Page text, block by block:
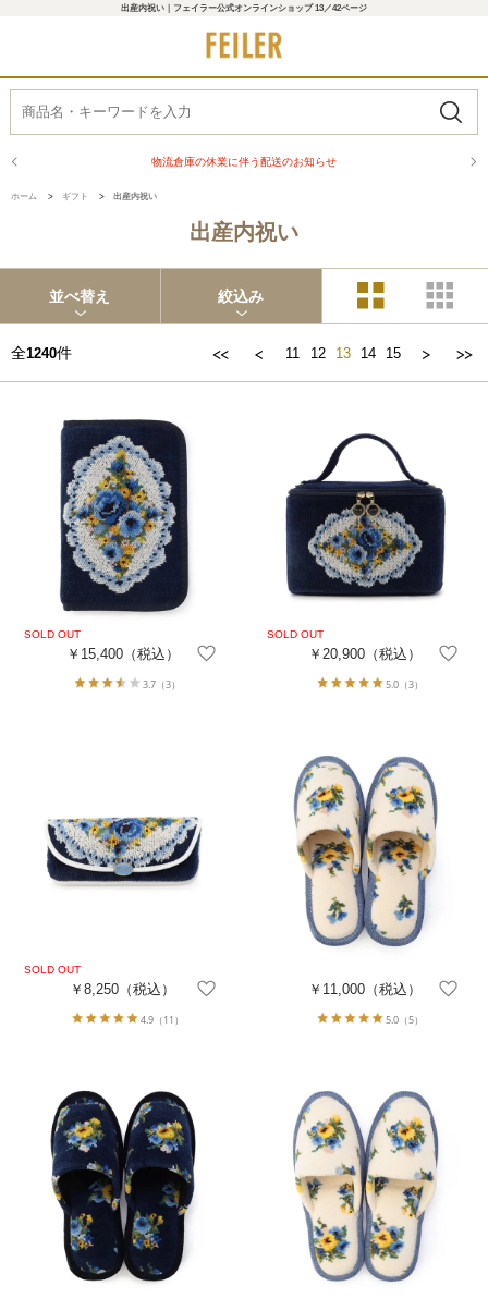
出産内祝い｜フェイラー公式オンラインショップ 13／42ページ
商品配送に関するお知らせ
ホーム > ギフト > 出産内祝い
出産内祝い
並べ替え 絞込み
全1240件 11 12 13 14 15
￥15,400（税込）
3.7 （3）
￥20,900 （税込）
5.0（3）
￥8,250 （税込）
4.9（11）
￥11,000 （税込）
5.0（5）